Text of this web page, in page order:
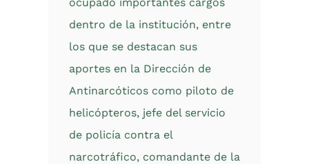
dentro de la institución, entre
los que se destacan sus
aportes en la Dirección de
Antinarcóticos como piloto de
helicópteros, jefe del servicio
de policía contra el
narcotráfico, comandante de la